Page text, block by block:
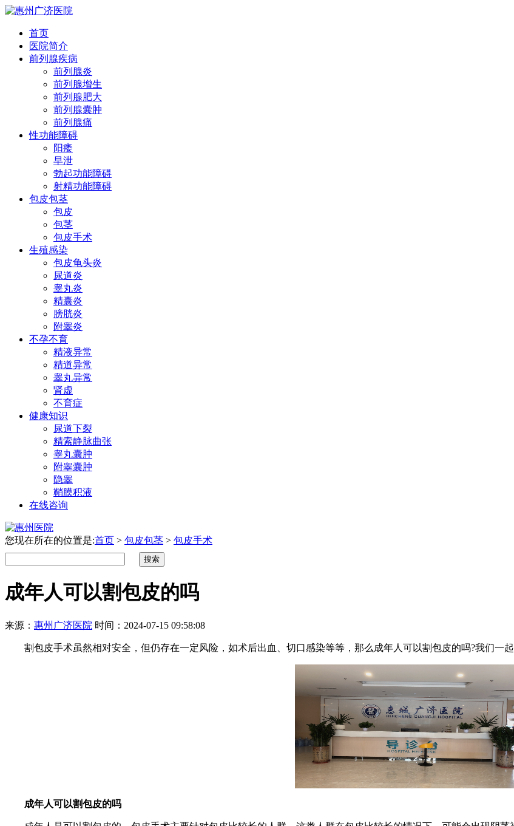
首页
医院简介
前列腺疾病
前列腺炎
前列腺增生
前列腺肥大
前列腺囊肿
前列腺痛
性功能障碍
阳痿
早泄
勃起功能障碍
射精功能障碍
包皮包茎
包皮
包茎
包皮手术
生殖感染
包皮龟头炎
尿道炎
睾丸炎
精囊炎
膀胱炎
附睾炎
不孕不育
精液异常
精道异常
睾丸异常
肾虚
不育症
健康知识
尿道下裂
精索静脉曲张
睾丸囊肿
附睾囊肿
隐睾
鞘膜积液
在线咨询
您现在所在的位置是:首页 > 包皮包茎 > 包皮手术
成年人可以割包皮的吗
来源： 惠州广济医院 时间：2024-07-15 09:58:08
割包皮手术虽然相对安全，但仍存在一定风险，如术后出血、切口感染等等，那么成年人可以割包皮的吗?我们一起
成年人可以割包皮的吗